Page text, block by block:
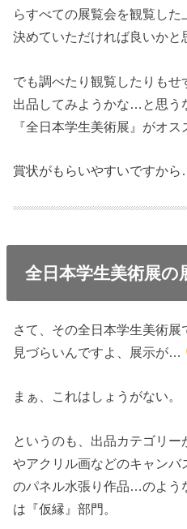
らすべての展覧会を観覧し
決めていただければ良いかと
でも調べたり観覧したりもせ
出品してみようかな…と思う
『全日本学生美術展』がオス
賞状がもらいやすいですか
全日本学生美術展の
さて、その全日本学生美術
見づらいんですよ、展示が…
まぁ、これはしょうがない。
というのも、出品カテゴリ
やアクリル画などのキャン
のパネル水張り作品…のよう
は『仮縁』部門。